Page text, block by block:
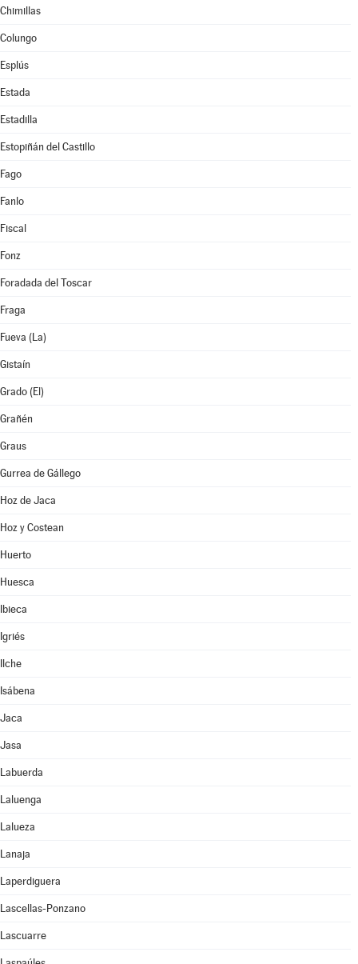
Chimillas
Colungo
Esplús
Estada
Estadilla
Estopiñán del Castillo
Fago
Fanlo
Fiscal
Fonz
Foradada del Toscar
Fraga
Fueva (La)
Gistaín
Grado (El)
Grañén
Graus
Gurrea de Gállego
Hoz de Jaca
Hoz y Costean
Huerto
Huesca
Ibieca
Igriés
Ilche
Isábena
Jaca
Jasa
Labuerda
Laluenga
Lalueza
Lanaja
Laperdiguera
Lascellas-Ponzano
Lascuarre